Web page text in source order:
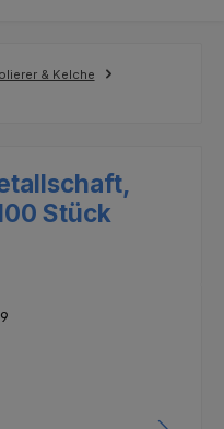
& Kelche
Stück